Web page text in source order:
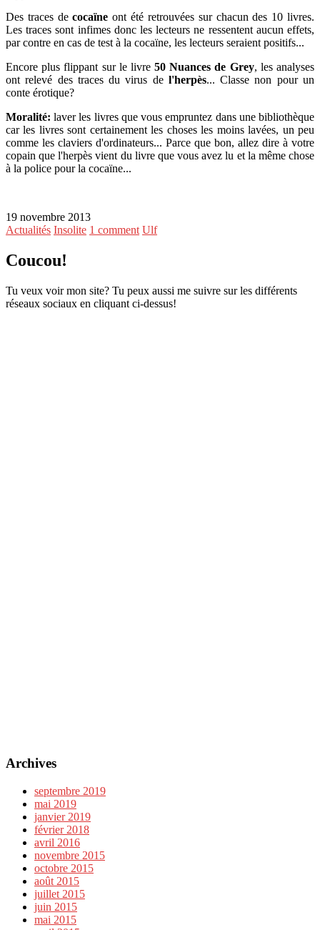
Des traces decocaïne ont été retrouvées sur chacun des 10 livres.
Les traces sont infimes donc les lecteurs ne ressentent aucun effets,
par contre en cas de test à la cocaïne, les lecteurs seraient positifs...
Encore plus flippant sur le livre50 Nuances de Grey, les analyses
ont relevé des traces du virus de l'herpès... Classe non pour un
conte érotique?
Moralité: laver les livres que vous empruntez dans une bibliothèque
car les livres sont certainement les choses les moins lavées, un peu
comme les claviers d'ordinateurs... Parce que bon, allez dire à votre
copain que l'herpès vient du livre que vous avez lu et la même chose
à la police pour la cocaïne...
19 novembre 2013
Actualités Insolite 1 comment Ulf
Coucou!
Tu veux voir mon site? Tu peux aussi me suivre sur les différents
réseaux sociaux en cliquant ci-dessus!
Archives
septembre 2019
mai 2019
janvier 2019
février 2018
avril 2016
novembre 2015
octobre 2015
août 2015
juillet 2015
juin 2015
mai 2015